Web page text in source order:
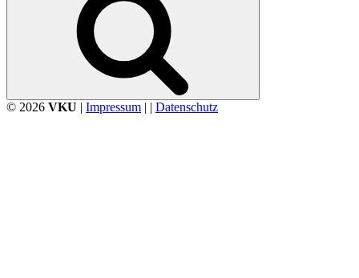
© 2026 VKU | Impressum | | Datenschutz